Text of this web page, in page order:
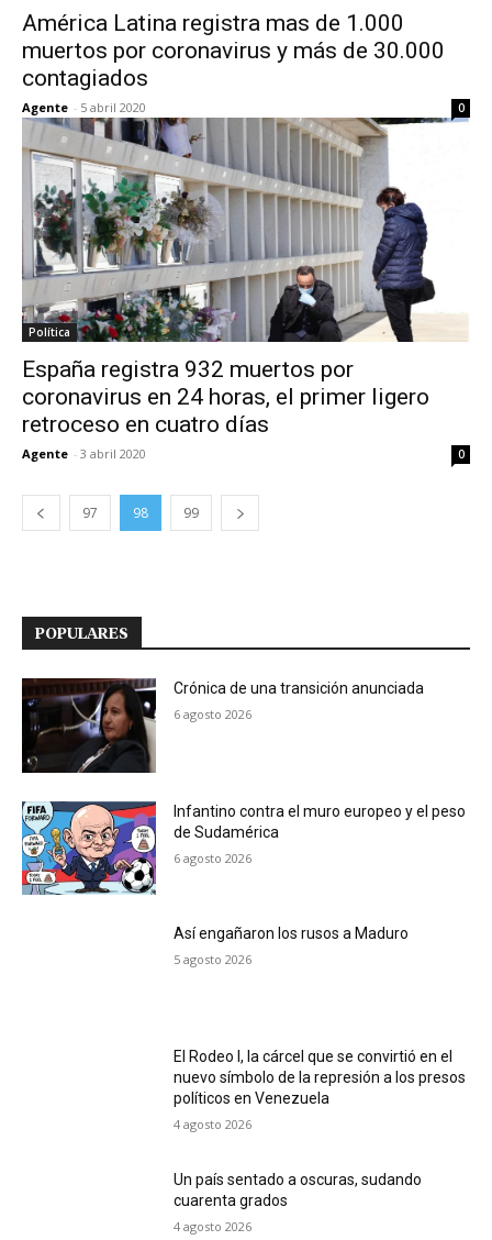
América Latina registra mas de 1.000
muertos por coronavirus y más de 30.000
contagiados
Agente - 5 abril 2020 0
Política
España registra 932 muertos por
coronavirus en 24 horas, el primer ligero
retroceso en cuatro días
Agente - 3 abril 2020 0
97 98 99
POPULARES
Crónica de una transición anunciada
6 agosto 2026
Infantino contra el muro europeo y el peso
de Sudamérica
6 agosto 2026
Así engañaron los rusos a Maduro
5 agosto 2026
El Rodeo I, la cárcel que se convirtió en el
nuevo símbolo de la represión a los presos
políticos en Venezuela
4 agosto 2026
Un país sentado a oscuras, sudando
cuarenta grados
4 agosto 2026